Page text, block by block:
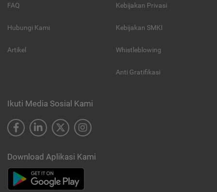
FAQ
Hubungi Kami
Artikel
Kebijakan Privasi
Kebijakan SMKI
Whistleblowing
Anti Gratifikasi
Ikuti Media Sosial Kami
Download Aplikasi Kami